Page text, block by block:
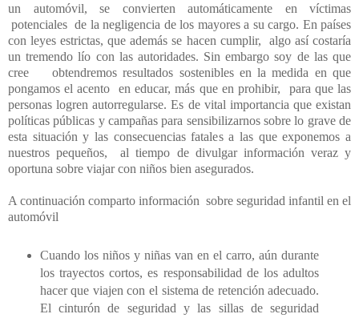
un automóvil, se convierten automáticamente en víctimas
potenciales de la negligencia de los mayores a su cargo. En países
con leyes estrictas, que además se hacen cumplir, algo así costaría
un tremendo lío con las autoridades. Sin embargo soy de las que
cree
obtendremos resultados sostenibles en la medida en que
pongamos el acento
en educar, más que en prohibir,
para que las
personas logren autorregularse. Es de vital importancia que existan
políticas públicas y campañas para sensibilizarnos sobre lo grave de
esta situación y las consecuencias fatales a las que exponemos a
nuestros pequeños,
al tiempo de divulgar información veraz y
oportuna sobre viajar con niños bien asegurados.
A continuación comparto información sobre seguridad infantil en el
automóvil
Cuando los niños y niñas van en el carro, aún durante
los trayectos cortos, es responsabilidad de los adultos
hacer que viajen con el sistema de retención adecuado.
El cinturón de seguridad y las sillas de seguridad